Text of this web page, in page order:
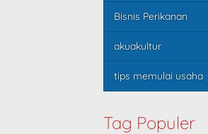
Bisnis Perikanan
akuakultur
tips memulai usaha
Tag Populer